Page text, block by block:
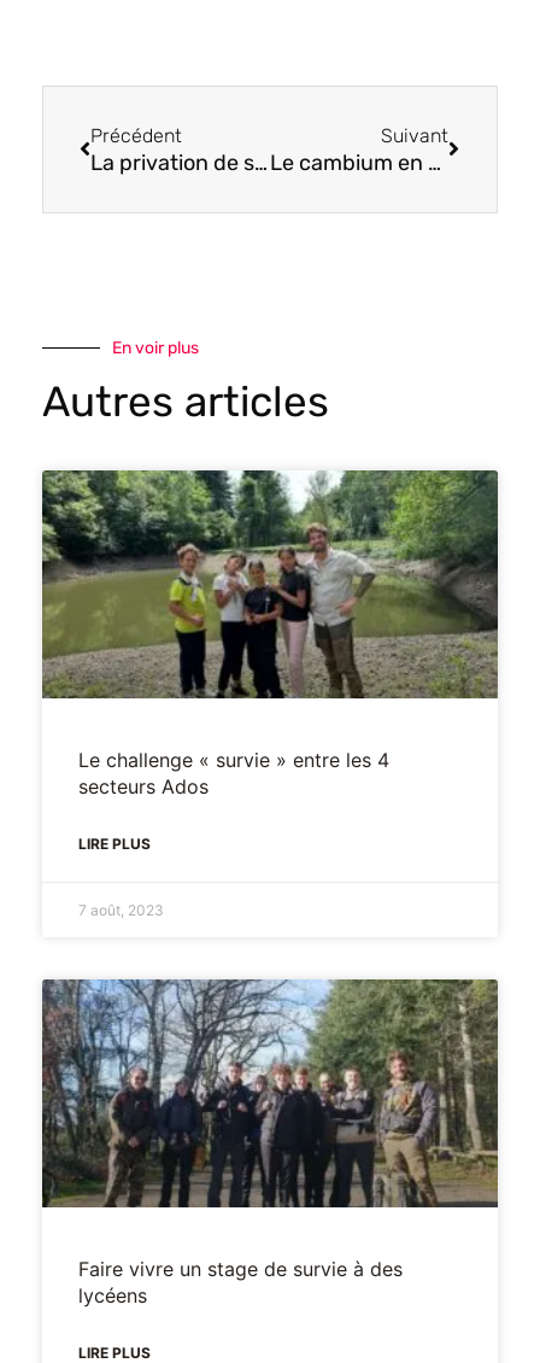
Précédent
La privation de sommeil en survie : jusqu’où le corps humain peut tenir ?
Suivant
Le cambium en survie : comestible ou mortel, savoir faire la différence
En voir plus
Autres articles
Le challenge « survie » entre les 4
secteurs Ados
LIRE PLUS
7 août, 2023
Faire vivre un stage de survie à des
lycéens
LIRE PLUS
PagePagePagePagePage